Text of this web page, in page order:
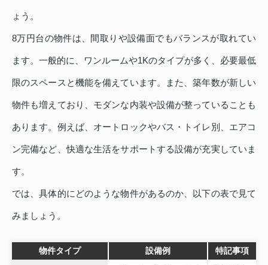
ょう。
8万円台の物件は、間取りや設備面でもバランスが取れてい
ます。一般的に、ワンルームや1Kのタイプが多く、必要最低
限のスペースと機能を備えています。また、築年数が新しい
物件も増えており、モダンな内装や設備が整っていることも
あります。例えば、オートロックやバス・トイレ別、エアコ
ン完備など、快適な生活をサポートする設備が充実していま
す。
では、具体的にどのような物件があるのか、以下の表で見て
みましょう。
物件タイプ 設備例 特記事項